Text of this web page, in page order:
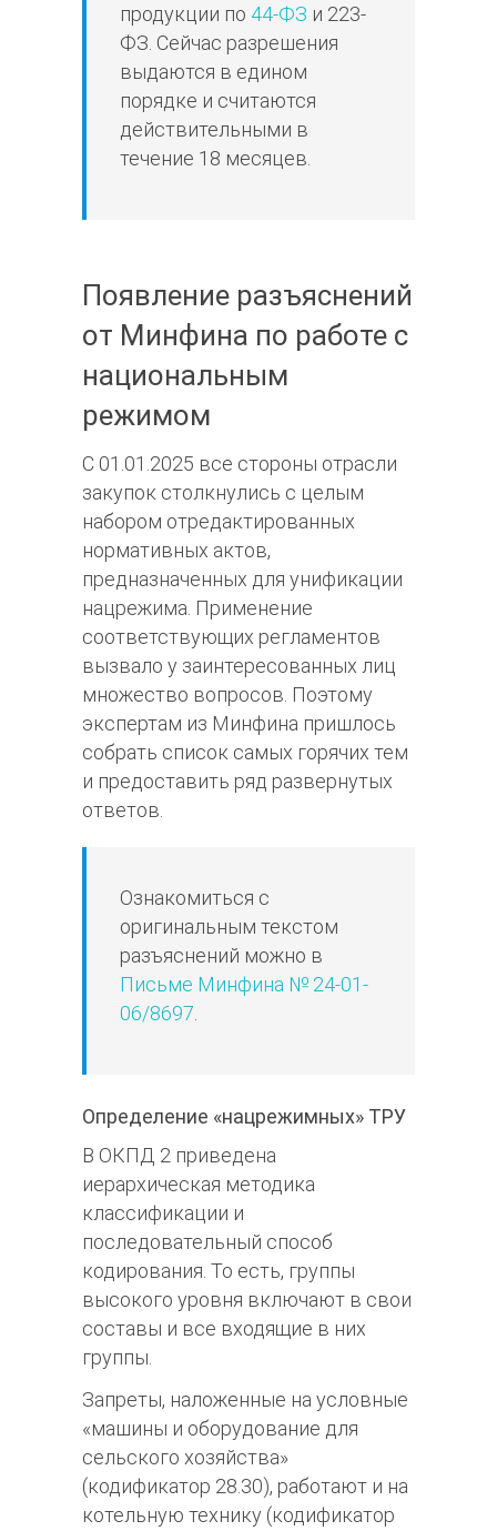
продукции по 44-ФЗ и 223-
ФЗ. Сейчас разрешения
выдаются в едином
порядке и считаются
действительными в
течение 18 месяцев.
Появление разъяснений
от Минфина по работе с
национальным
режимом
С 01.01.2025 все стороны отрасли
закупок столкнулись с целым
набором отредактированных
нормативных актов,
предназначенных для унификации
нацрежима. Применение
соответствующих регламентов
вызвало у заинтересованных лиц
множество вопросов. Поэтому
экспертам из Минфина пришлось
собрать список самых горячих тем
и предоставить ряд развернутых
ответов.
Ознакомиться с
оригинальным текстом
разъяснений можно в
Письме Минфина № 24-01-
06/8697
Определение «нацрежимных» ТРУ
В ОКПД 2 приведена
иерархическая методика
классификации и
последовательный способ
кодирования. То есть, группы
высокого уровня включают в свои
составы и все входящие в них
группы.
Запреты, наложенные на условные
«машины и оборудование для
сельского хозяйства»
(кодификатор 28.30), работают и на
котельную технику (кодификатор